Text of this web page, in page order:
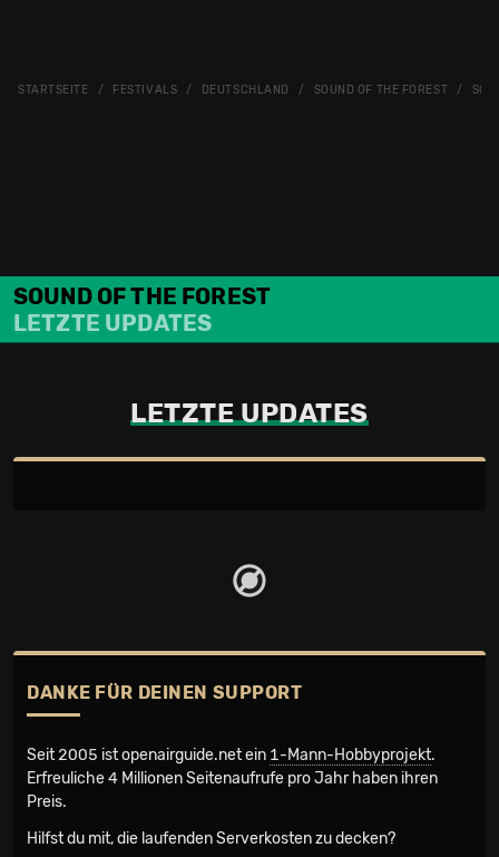
STARTSEITE FESTIVALS DEUTSCHLAND SOUND OF THE FOREST
SOUND OF THE FOREST
LETZTE UPDATES
LETZTE UPDATES
DANKE FÜR DEINEN SUPPORT
Seit 2005 ist openairguide.net ein 1-Mann-Hobbyprojekt.
Erfreuliche 4 Millionen Seiten­aufrufe pro Jahr haben ihren
Preis.
Hilfst du mit, die laufenden Serverkosten zu decken?